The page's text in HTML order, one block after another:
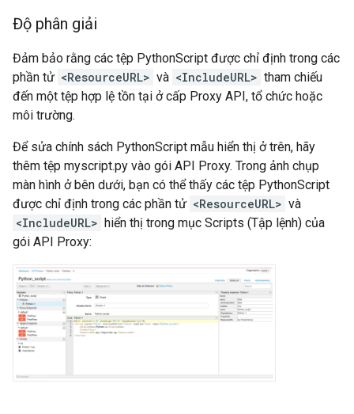
Độ phân giải
Đảm bảo rằng các tệp PythonScript được chỉ định trong các
phần tử <ResourceURL> và <IncludeURL> tham chiếu
đến một tệp hợp lệ tồn tại ở cấp Proxy API, tổ chức hoặc
môi trường.
Để sửa chính sách PythonScript mẫu hiển thị ở trên, hãy
thêm tệp myscript.py vào gói API Proxy. Trong ảnh chụp
màn hình ở bên dưới, bạn có thể thấy các tệp PythonScript
được chỉ định trong các phần tử <ResourceURL> và
<IncludeURL> hiển thị trong mục Scripts (Tập lệnh) của
gói API Proxy: